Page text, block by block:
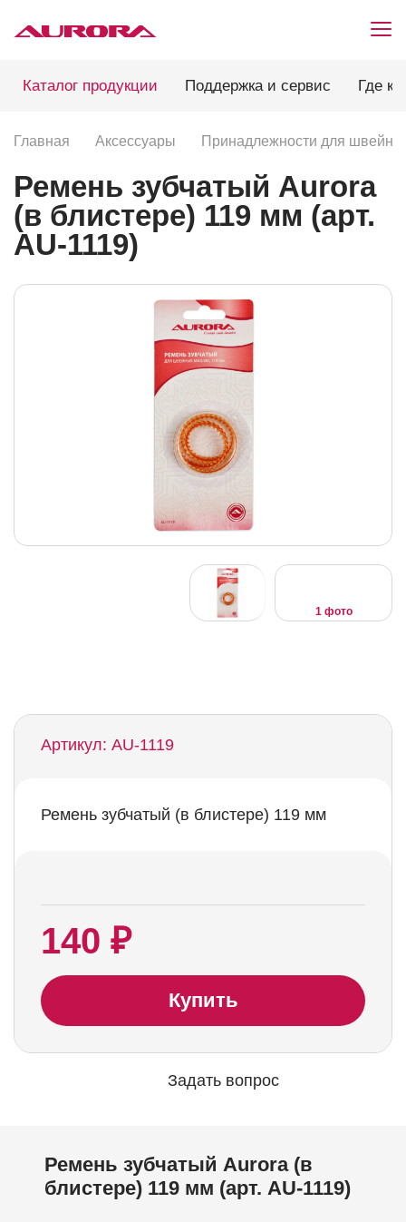
Каталог продукции Поддержка и сервис Где
Главная Аксессуары Принадлежности для
Ремень зубчатый Aurora
(в блистере) 119 мм (арт.
AU-1119)
1 фото
Артикул: AU-1119
Ремень зубчатый (в блистере) 119 мм
140 ₽
Купить
Задать вопрос
Ремень зубчатый Aurora (в
блистере) 119 мм (арт. AU-1119)